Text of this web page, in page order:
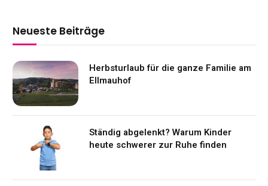
Neueste Beiträge
Herbsturlaub für die ganze Familie am
Ellmauhof
Ständig abgelenkt? Warum Kinder
heute schwerer zur Ruhe finden